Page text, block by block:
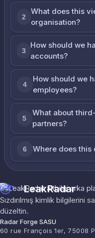
2
What does this
organisation?
3
How should we
accounts?
4
How should we
employees?
5
What about
partners?
6 Where does this
LeakRadar
Sızdırılmış kimlik bilgilerini
düzeltin.
Radar Forge SASU
60 rue François 1er, 75008